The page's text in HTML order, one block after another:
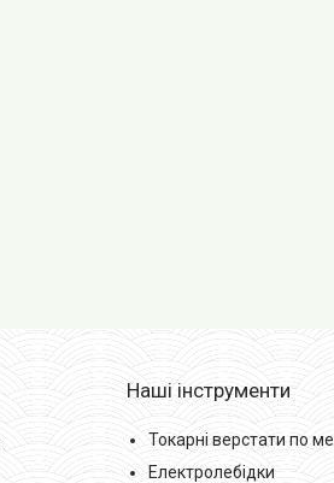
Наші інструменти
Токарні верстати по
Електролебідки